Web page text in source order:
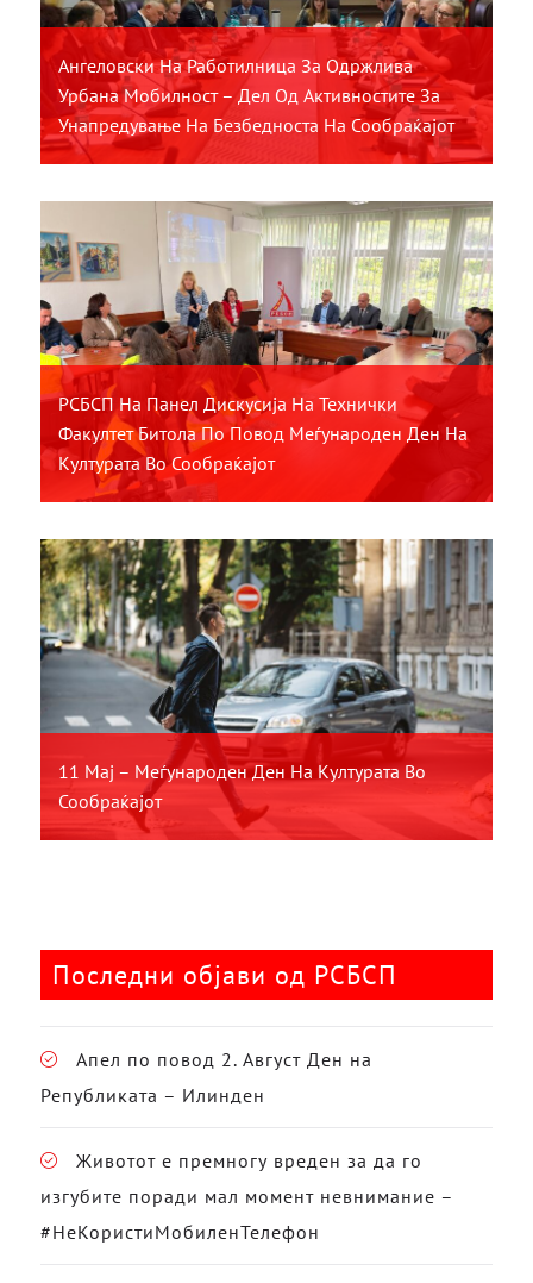
Ангеловски На Работилница За Одржлива
Урбана Мобилност – Дел Од Активностите За
Унапредување На Безбедноста На Сообраќајот
РСБСП На Панел Дискусија На Технички
Факултет Битола По Повод Меѓународен Ден На
Културата Во Сообраќајот
11 Мај – Меѓународен Ден На Културата Во
Сообраќајот
Последни објави од РСБСП
Апел по повод 2. Август Ден на
Републиката – Илинден
Животот е премногу вреден за да го
изгубите поради мал момент невнимание –
#НеКористиМобиленТелефон